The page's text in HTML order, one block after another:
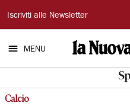
La
Nuova
Ferrara
Iscriviti alle Newsletter
MENU
Calcio